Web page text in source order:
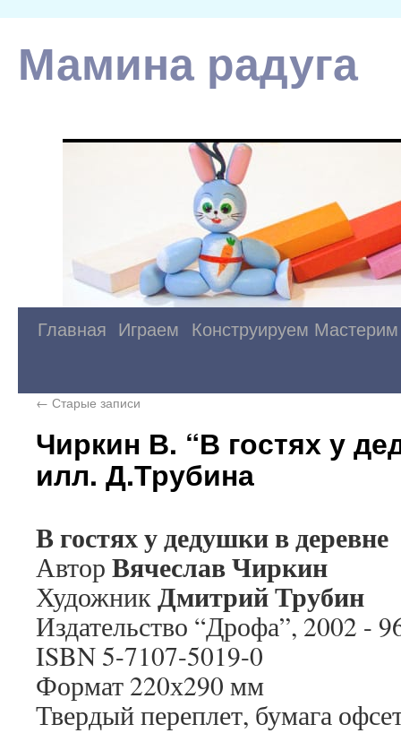
Мамина радуга
Главная Играем Конструируем Мастерим
← Старые записи
Чиркин В. “В гостях у
илл. Д.Трубина
В гостях у дедушки в деревне
Автор Вячеслав Чиркин
ХудожникДмитрий Трубин
Издательство “Дрофа”, 2002 -
ISBN 5-7107-5019-0
Формат 220х290 мм
Твердый переплет, бумага